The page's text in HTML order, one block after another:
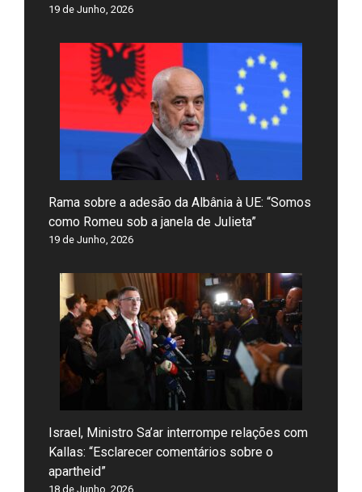
19 de Junho, 2026
Rama sobre a adesão da Albânia à UE: “Somos
como Romeu sob a janela de Julieta”
19 de Junho, 2026
Israel, Ministro Sa’ar interrompe relações com
Kallas: “Esclarecer comentários sobre o
apartheid”
18 de Junho, 2026